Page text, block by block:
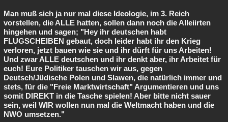
Man muß sich ja nur mal diese Ideologie, im 3. Reich
vorstellen, die ALLE hatten, sollen dann noch die Alleiirten
hingehen und sagen; "Hey ihr deutschen habt
FLUGSCHEIBEN gebaut, doch leider habt ihr den Krieg
verloren, jetzt bauen wie sie und ihr dürft für uns Arbeiten!
Und zwar ALLE deutschen und ihr denkt aber, ihr Arbeitet für
euch! Eure Politiker tauschen wir aus, gegen
Deutsch/Jüdische Polen und Slawen, die natürlich immer und
stets, für die "Freie Marktwirtschaft" Argumentieren und uns
somit DIREKT in die Tasche spielen! Aber bitte nicht sauer
sein, weil WIR wollen nun mal die Weltmacht haben und die
NWO umsetzen."